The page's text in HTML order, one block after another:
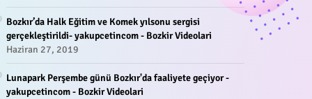
Bozkır’da Halk Eğitim ve Komek yılsonu sergisi
gerçekleştirildi- yakupcetincom - Bozkir Videolari
Haziran 27, 2019
Lunapark Perşembe günü Bozkır'da faaliyete geçiyor -
yakupcetincom - Bozkir Videolari